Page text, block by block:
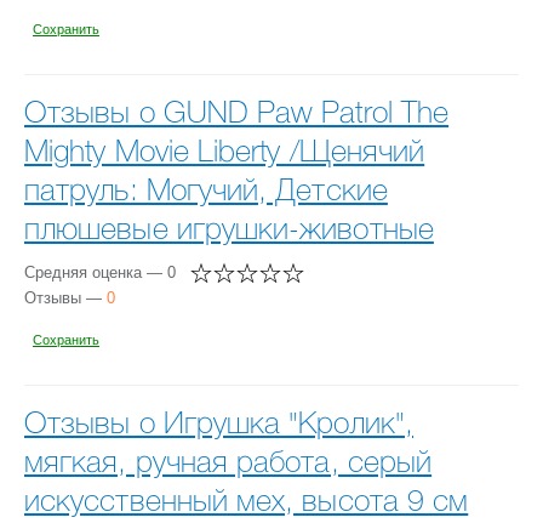
Сохранить
Отзывы о GUND Paw Patrol The
Mighty Movie Liberty /Щенячий
патруль: Могучий, Детские
плюшевые игрушки-животные
Средняя оценка — 0
Отзывы — 0
Сохранить
Отзывы о Игрушка "Кролик",
мягкая, ручная работа, серый
искусственный мех, высота 9 см